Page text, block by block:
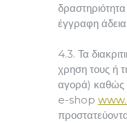
έγγραφη
4.3. Τα
χρηση τους ή
αγορά) καθώς
e-shop